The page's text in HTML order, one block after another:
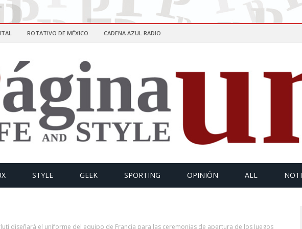
ROTATIVO DE MÉXICO CADENA AZUL RADIO
STYLE GEEK SPORTING OPINIÓN ALL
diseñará el uniforme del equipo de Francia para las ceremonias de apertura de los Juegos